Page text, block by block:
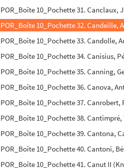
POR_Boîte 10_Pochette 31.
POR_Boîte 10_Pochette 32. Candeille,
POR_Boîte 10_Pochette 33. Candolle,
POR_Boîte 10_Pochette 34. Canisius,
POR_Boîte 10_Pochette 35. Canning,
POR_Boîte 10_Pochette 36. Canova,
POR_Boîte 10_Pochette 37.
POR_Boîte 10_Pochette 38. Cantimpré,
POR_Boîte 10_Pochette 39. Cantona,
POR_Boîte 10_Pochette 40. Cantoni,
POR_Boîte 10_Pochette 41. Canut II